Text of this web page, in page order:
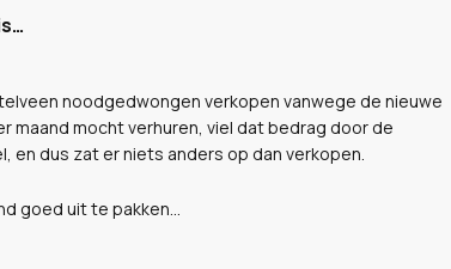
noodgedwongen verkopen vanwege de nieuwe
maand mocht verhuren, viel dat bedrag door de
en dus zat er niets anders op dan verkopen.
goed uit te pakken…